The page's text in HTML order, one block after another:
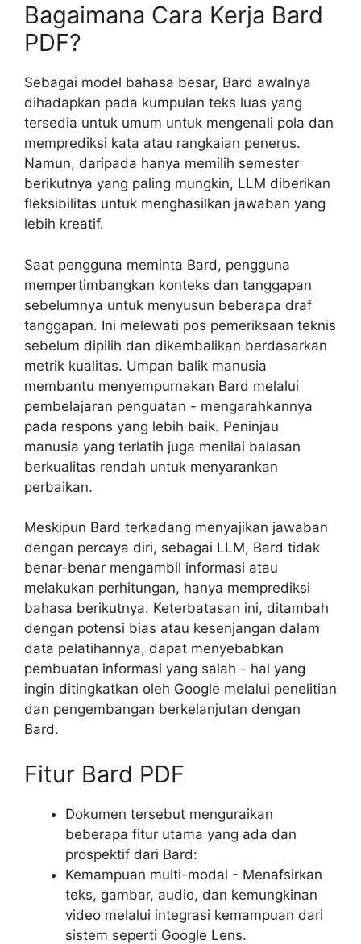
Bagaimana Cara Kerja Bard
PDF?
Sebagai model bahasa besar, Bard awalnya
dihadapkan pada kumpulan teks luas yang
tersedia untuk umum untuk mengenali pola dan
memprediksi kata atau rangkaian penerus.
Namun, daripada hanya memilih semester
berikutnya yang paling mungkin, LLM diberikan
fleksibilitas untuk menghasilkan jawaban yang
lebih kreatif.
Saat pengguna meminta Bard, pengguna
mempertimbangkan konteks dan tanggapan
sebelumnya untuk menyusun beberapa draf
tanggapan. Ini melewati pos pemeriksaan teknis
sebelum dipilih dan dikembalikan berdasarkan
metrik kualitas. Umpan balik manusia
membantu menyempurnakan Bard melalui
pembelajaran penguatan - mengarahkannya
pada respons yang lebih baik. Peninjau
manusia yang terlatih juga menilai balasan
berkualitas rendah untuk menyarankan
perbaikan.
Meskipun Bard terkadang menyajikan jawaban
dengan percaya diri, sebagai LLM, Bard tidak
benar-benar mengambil informasi atau
melakukan perhitungan, hanya memprediksi
bahasa berikutnya. Keterbatasan ini, ditambah
dengan potensi bias atau kesenjangan dalam
data pelatihannya, dapat menyebabkan
pembuatan informasi yang salah - hal yang
ingin ditingkatkan oleh Google melalui penelitian
dan pengembangan berkelanjutan dengan
Bard.
Fitur Bard PDF
Dokumen tersebut menguraikan
beberapa fitur utama yang ada dan
prospektif dari Bard:
Kemampuan multi-modal - Menafsirkan
teks, gambar, audio, dan kemungkinan
video melalui integrasi kemampuan dari
sistem seperti Google Lens.